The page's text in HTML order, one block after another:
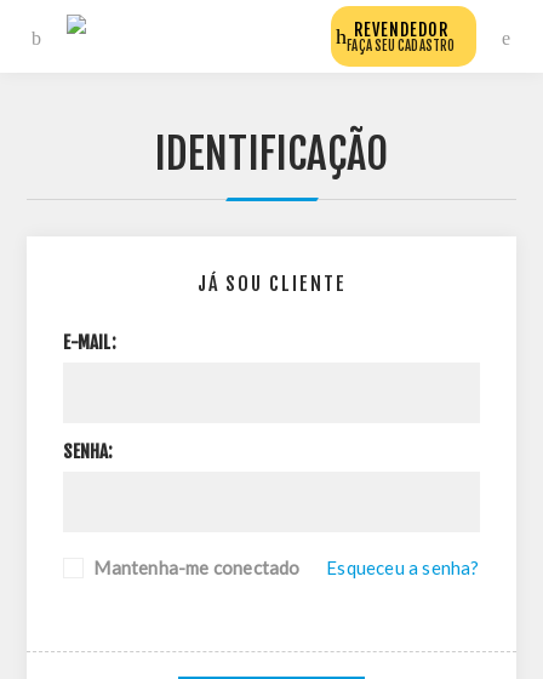
REVENDEDOR
FAÇA SEU CADASTRO
IDENTIFICAÇÃO
JÁ SOU CLIENTE
E-MAIL:
SENHA:
Mantenha-me conectado Esqueceu a senha?